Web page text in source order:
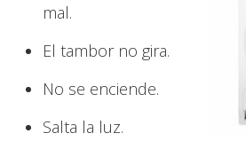
mal.
El tambor no gira.
No se enciende.
Salta la luz.